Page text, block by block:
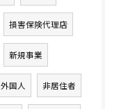
損害保険代理店
新規事業
外国人 非居住者